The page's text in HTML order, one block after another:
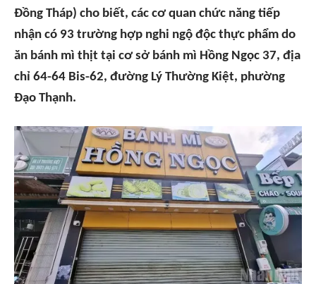
Đồng Tháp) cho biết, các cơ quan chức năng tiếp
nhận có 93 trường hợp nghi ngộ độc thực phẩm do
ăn bánh mì thịt tại cơ sở bánh mì Hồng Ngọc 37, địa
chỉ 64-64 Bis-62, đường Lý Thường Kiệt, phường
Đạo Thạnh.